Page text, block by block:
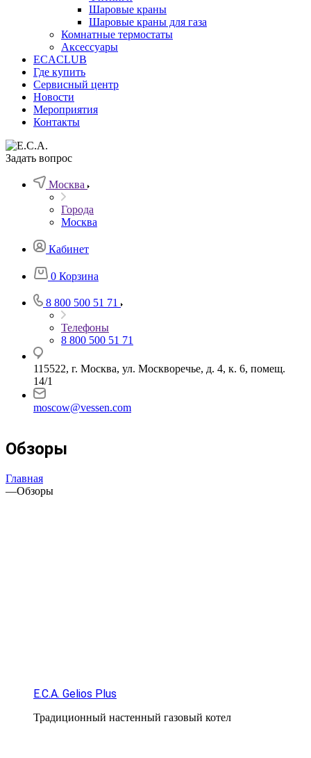
Шаровые краны
Шаровые краны для газа
Комнатные термостаты
Аксессуары
ECACLUB
Где купить
Сервисный центр
Новости
Мероприятия
Контакты
Задать вопрос
Москва
Города
Москва
Кабинет
0 Корзина
8 800 500 51 71
Телефоны
8 800 500 51 71
115522, г. Москва, ул. Москворечье, д. 4, к. 6, помещ.
14/1
moscow@vessen.com
Обзоры
Главная
—Обзоры
E.C.A. Gelios Plus
Традиционный настенный газовый котел